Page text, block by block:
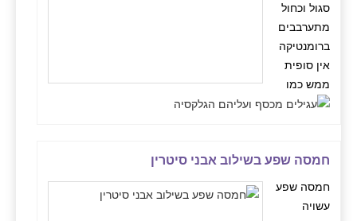
סגול וכחול
מתערבבים
ברומנטיקה
אין סופית
ממש כמו
חמסה שפע בשילוב אבני סיטרין
חמסה שפע
עשויה